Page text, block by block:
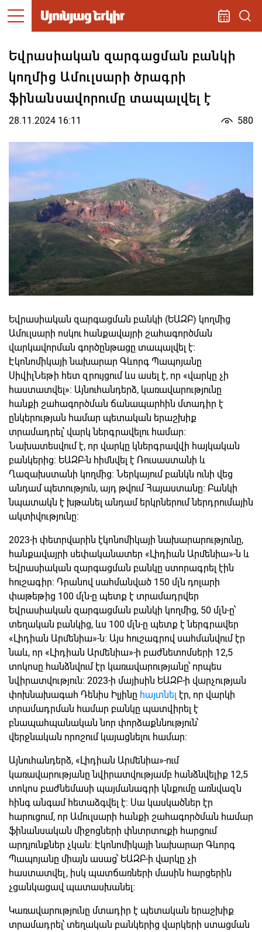
Եվրասիական զարգացման բանկի
կողմից Ամուլսարի ծրագրի
ֆինանսավորումը տապալվել է
28.11.2024 16:11 580
Եվրասիական զարգացման բանկի (ԵԱԶԲ) կողմից
Ամուլսարի ոսկու հանքավայրի շահագործման
վարկավորման գործընթացը տապալվել է։
Էկոնոմիկայի նախարար Գևորգ Պապոյանը
ՍիվիլՆեթի հետ զրույցում ևս ասել է, որ «վարկը չի
հաստատվել»։ Այնուհանդերձ, կառավարությունը
հանքի շահագործման ճանապարհին մտադիր է
ընկերության համար պետական երաշխիք
տրամադրել՝ վարկ ներգրավելու համար։
Նախատեսվում է, որ վարկը կներգրավվի հայկական
բանկերից։ ԵԱԶԲ-ն հիմնվել է Ռուսաստանի և
Ղազախստանի կողմից։ Ներկայում բանկն ունի վեց
անդամ պետություն, այդ թվում Հայաստանը։ Բանկի
նպատակն է խթանել անդամ երկրներում ներդրումային
ակտիվությունը։
2023-ի փետրվարին էկոնոմիկայի նախարարությունը,
հանքավայրի սեփականատեր «Լիդիան Արմենիա»-ն և
Եվրասիական զարգացման բանկը ստորագրել էին
հուշագիր։ Դրանով սահմանված 150 մլն դոլարի
փաթեթից 100 մլն-ը պետք է տրամադրվեր
Եվրասիական զարգացման բանկի կողմից, 50 մլն-ը՝
տեղական բանկից, ևս 100 մլն-ը պետք է ներգրավեր
«Լիդիան Արմենիա»-ն։ Այս հուշագրով սահմանվում էր
նաև, որ «Լիդիան Արմենիա»-ի բաժնետոմսերի 12,5
տոկոսը հանձնվում էր կառավարությանը՝ որպես
նվիրատվություն։ 2023-ի մայիսին ԵԱԶԲ-ի վարչության
փոխնախագահ Դենիս Իլյինը հայտնել էր, որ վարկի
տրամադրման համար բանկը պատվիրել է
բնապահպանական նոր փորձաքննություն՝
վերջնական որոշում կայացնելու համար։
Այնուհանդերձ, «Լիդիան Արմենիա»-ում
կառավարությանը նվիրատվությամբ հանձնվելիք 12,5
տոկոս բաժնեմասի պայմանագրի կնքումը առնվազն
հինգ անգամ հետաձգվել է։ Սա կասկածներ էր
հարուցում, որ Ամուլսարի հանքի շահագործման համար
ֆինանսական միջոցների փնտրտուքի հարցում
արդյունքներ չկան։ Էկոնոմիկայի նախարար Գևորգ
Պապոյանը միայն ասաց՝ ԵԱԶԲ-ի վարկը չի
հաստատվել, իսկ պատճառների մասին հարցերին
չցանկացավ պատասխանել։
Կառավարությունը մտադիր է պետական երաշխիք
տրամադրել՝ տեղական բանկերից վարկերի ստացման